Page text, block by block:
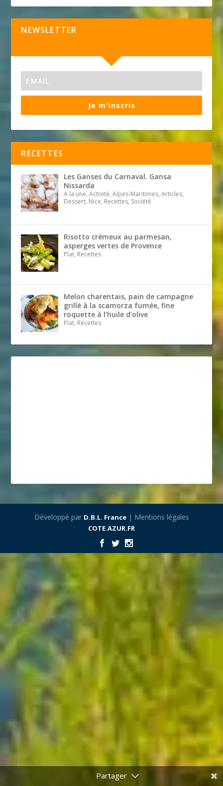
NEWSLETTER
Je m'inscris
RECETTES
Les Ganses du Carnaval. Gansa
Nissarda
A la une, Activité, Alpes-Maritimes, Articles,
Dessert, Nice, Recettes, Société
Risotto crémeux au parmesan,
asperges vertes de Provence
Plat, Recettes
Melon charentais, pain de campagne
grillé à la scamorza fumée, fine
roquette à l’huile d’olive
Plat, Recettes
Développé par D.B.L. France| Mentions légales
COTE.AZUR.FR